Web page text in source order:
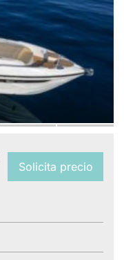
Solicita precio